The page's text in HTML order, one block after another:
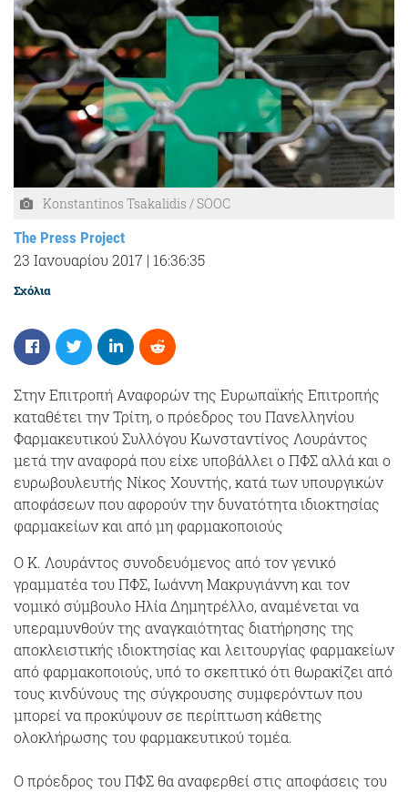
Konstantinos Tsakalidis / SOOC
The Press Project
23 Ιανουαρίου 2017 | 16:36:35
Σχόλια
Στην Επιτροπή Αναφορών της Ευρωπαϊκής Επιτροπής
καταθέτει την Τρίτη, ο πρόεδρος του Πανελληνίου
Φαρμακευτικού Συλλόγου Κωνσταντίνος Λουράντος
μετά την αναφορά που είχε υποβάλλει ο ΠΦΣ αλλά και ο
ευρωβουλευτής Νίκος Χουντής, κατά των υπουργικών
αποφάσεων που αφορούν την δυνατότητα ιδιοκτησίας
φαρμακείων και από μη φαρμακοποιούς
Ο Κ. Λουράντος συνοδευόμενος από τον γενικό
γραμματέα του ΠΦΣ, Ιωάννη Μακρυγιάννη και τον
νομικό σύμβουλο Ηλία Δημητρέλλο, αναμένεται να
υπεραμυνθούν της αναγκαιότητας διατήρησης της
αποκλειστικής ιδιοκτησίας και λειτουργίας φαρμακείων
από φαρμακοποιούς, υπό το σκεπτικό ότι θωρακίζει από
τους κινδύνους της σύγκρουσης συμφερόντων που
μπορεί να προκύψουν σε περίπτωση κάθετης
ολοκλήρωσης του φαρμακευτικού τομέα.
Ο πρόεδρος του ΠΦΣ θα αναφερθεί στις αποφάσεις του